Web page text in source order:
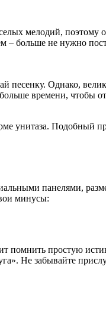
мелодий, поэтому
– больше не нужно
песенку. Однако,
времени, чтобы
унитаза. Подобный
панелями,
минусы:
помнить простую
Не забывайте